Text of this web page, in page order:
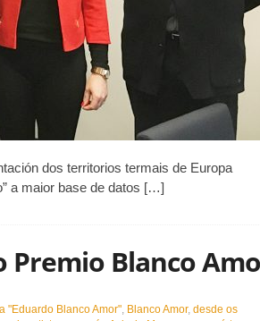
dos territorios termais de Europa
a maior base de datos […]
Premio Blanco
"Eduardo Blanco Amor" Blanco Amor, desde os